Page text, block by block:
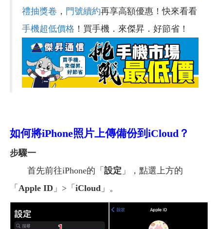
禮抽獎卷 ， 門號續約再享高額優惠！快來看看
手機超低價格 ！買手機．來傑昇．好節省！
如何將iPhone照片上傳備份到iCloud？
步驟一
首先前往iPhone的「 設定 」，點選上方的
「 Apple ID 」>「 iCloud 」。